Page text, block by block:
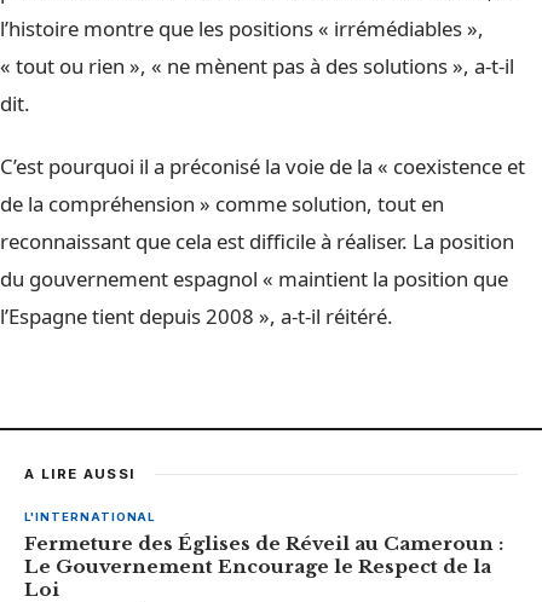
l’histoire montre que les positions « irrémédiables »,
« tout ou rien », « ne mènent pas à des solutions », a-t-il
dit.
C’est pourquoi il a préconisé la voie de la « coexistence et
de la compréhension » comme solution, tout en
reconnaissant que cela est difficile à réaliser. La position
du gouvernement espagnol « maintient la position que
l’Espagne tient depuis 2008 », a-t-il réitéré.
A LIRE AUSSI
L'INTERNATIONAL
Fermeture des Églises de Réveil au Cameroun :
Le Gouvernement Encourage le Respect de la
Loi